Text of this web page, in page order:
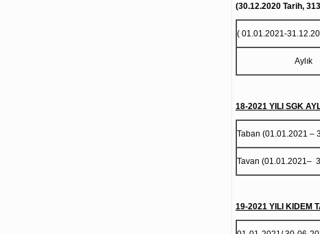
(30.12.2020 Tarih,
( 01.01.2021-
18-2021 YILI SGK
Taban
Tavan (01.01.2021–
19-2021 YILI KIDEM